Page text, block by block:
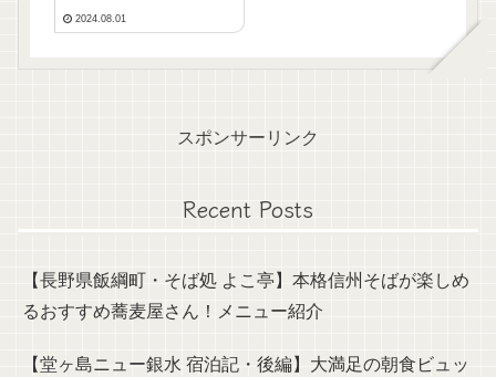
ルが美味しかった！
2024.08.01
スポンサーリンク
Recent Posts
【長野県飯綱町・そば処 よこ亭】本格信州そばが楽しめ
るおすすめ蕎麦屋さん！メニュー紹介
【堂ヶ島ニュー銀水 宿泊記・後編】大満足の朝食ビュッ